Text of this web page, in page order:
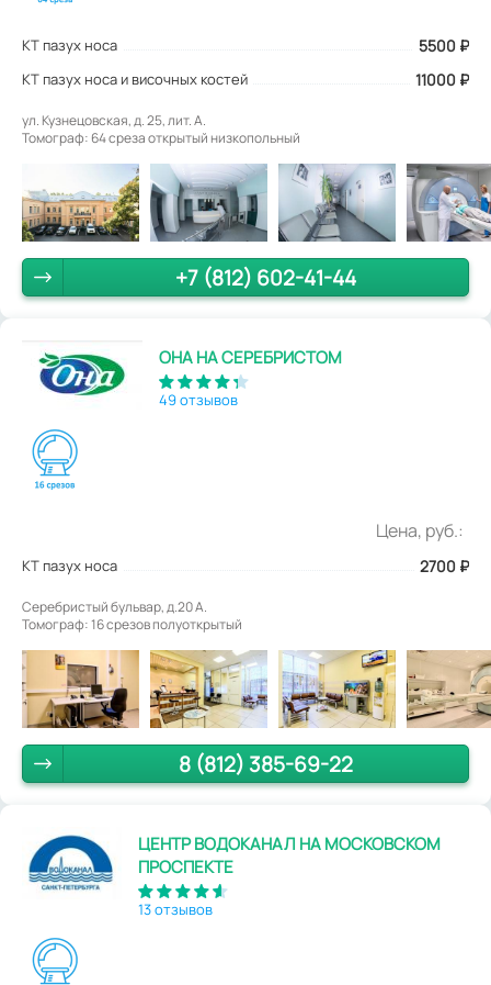
КТ пазух носа 5500 ₽
КТ пазух носа и височных костей 11000 ₽
ул. Кузнецовская, д. 25, лит. А.
Томограф: 64 среза открытый низкопольный
+7 (812) 602-41-44
ОНА НА СЕРЕБРИСТОМ
49 отзывов
Цена, руб.:
КТ пазух носа 2700 ₽
Серебристый бульвар, д.20 А.
Томограф: 16 срезов полуоткрытый
8 (812) 385-69-22
ЦЕНТР ВОДОКАНАЛ НА МОСКОВСКОМ
ПРОСПЕКТЕ
13 отзывов